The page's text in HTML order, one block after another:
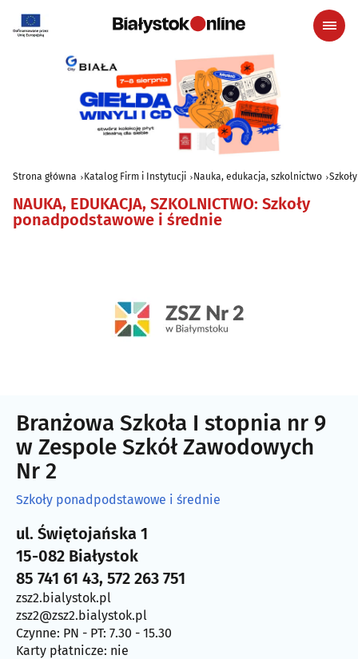
Strona główna Katalog Firm i Instytucji Nauka, edukacja, szkolnictwo
NAUKA, EDUKACJA, SZKOLNICTWO: Szkoły
ponadpodstawowe i średnie
Branżowa Szkoła I stopnia nr 9
w Zespole Szkół Zawodowych
Nr 2
Szkoły ponadpodstawowe i średnie
ul. Świętojańska 1
15-082 Białystok
85 741 61 43, 572 263 751
zsz2.bialystok.pl
zsz2@zsz2.bialystok.pl
Czynne: PN - PT: 7.30 - 15.30
Karty płatnicze: nie